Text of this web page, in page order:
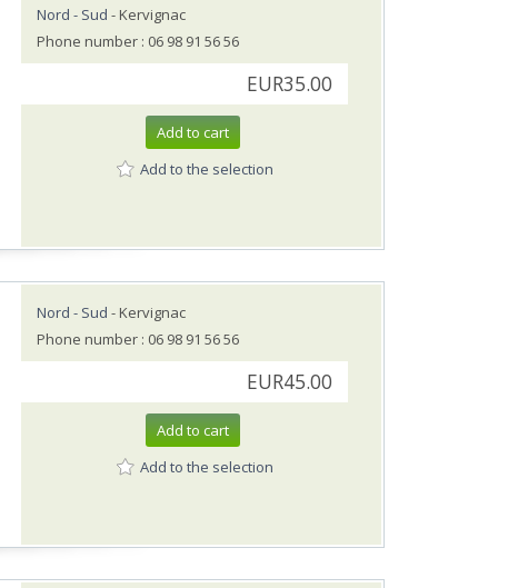
Nord - Sud - Kervignac
Phone number : 06 98 91 56 56
EUR35.00
Add to cart
Add to the selection
Nord - Sud - Kervignac
Phone number : 06 98 91 56 56
EUR45.00
Add to cart
Add to the selection